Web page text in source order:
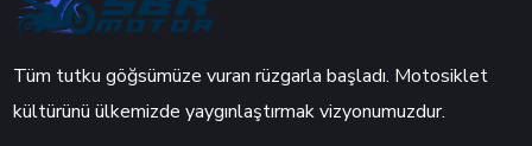
Tüm tutku göğsümüze vuran rüzgarla başladı. Motosiklet
kültürünü ülkemizde yaygınlaştırmak vizyonumuzdur.